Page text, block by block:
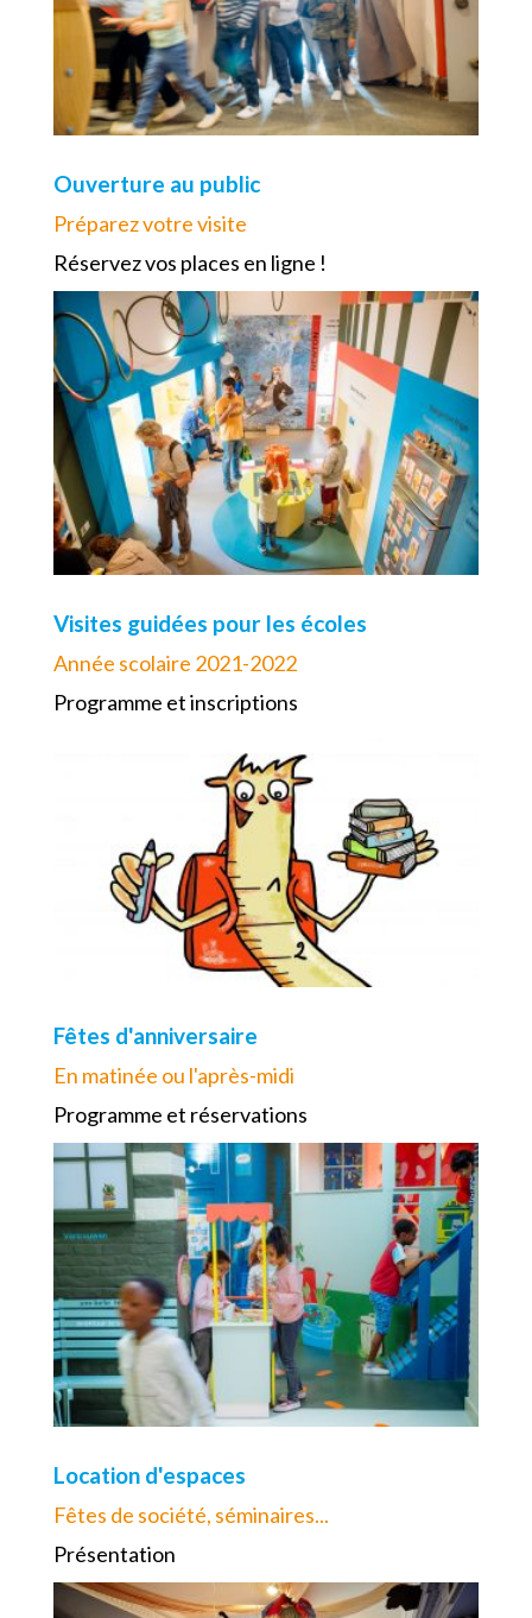
Ouverture au public
Préparez votre visite
Réservez vos places en ligne !
Visites guidées pour les écoles
Année scolaire 2021-2022
Programme et inscriptions
Fêtes d'anniversaire
En matinée ou l'après-midi
Programme et réservations
Location d'espaces
Fêtes de société, séminaires...
Présentation